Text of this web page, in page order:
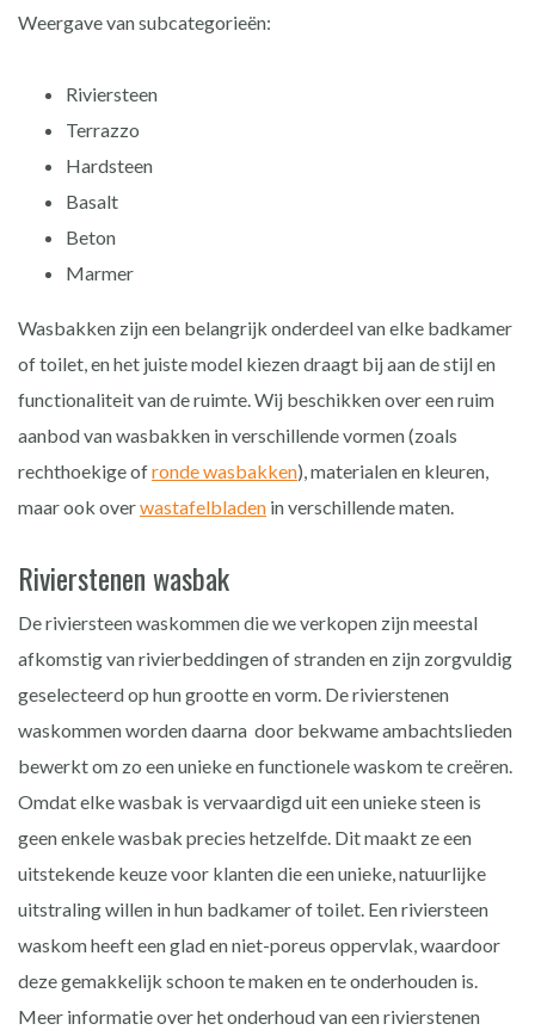
Weergave van subcategorieën:
Riviersteen
Terrazzo
Hardsteen
Basalt
Beton
Marmer
Wasbakken zijn een belangrijk onderdeel van elke badkamer
of toilet, en het juiste model kiezen draagt bij aan de stijl en
functionaliteit van de ruimte. Wij beschikken over een ruim
aanbod van wasbakken in verschillende vormen (zoals
rechthoekige ofronde wasbakken), materialen en kleuren,
maar ook overwastafelbladen in verschillende maten.
Rivierstenen wasbak
De riviersteen waskommen die we verkopen zijn meestal
afkomstig van rivierbeddingen of stranden en zijn zorgvuldig
geselecteerd op hun grootte en vorm. De rivierstenen
waskommen worden daarna door bekwame ambachtslieden
bewerkt om zo een ​​unieke en functionele waskom te creëren.
Omdat elke wasbak is vervaardigd uit een unieke steen is
geen enkele wasbak precies hetzelfde. Dit maakt ze een
uitstekende keuze voor klanten die een unieke, natuurlijke
uitstraling willen in hun badkamer of toilet. Een riviersteen
waskom heeft een glad en niet-poreus oppervlak, waardoor
deze gemakkelijk schoon te maken en te onderhouden is.
Meer informatie over het onderhoud van een rivierstenen